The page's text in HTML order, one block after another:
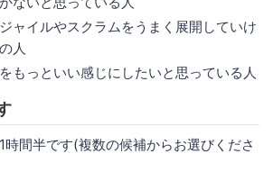
ャイルやスクラムをうまく展開していけ
人
もっといい感じにしたいと思っている人
時間半です(複数の候補からお選びくださ